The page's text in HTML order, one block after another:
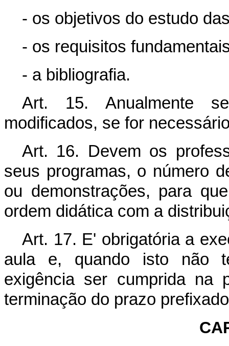
- os objetivos do estudo
- os requisitos
- a bibliografia.
Art. 15. Anualmente
modificados, se for
Art. 16. Devem os
seus programas, o número
ou demonstrações, para
ordem didática com a
Art. 17. E' obrigatória a
aula e, quando isto não
exigência ser cumprida na
terminação do prazo